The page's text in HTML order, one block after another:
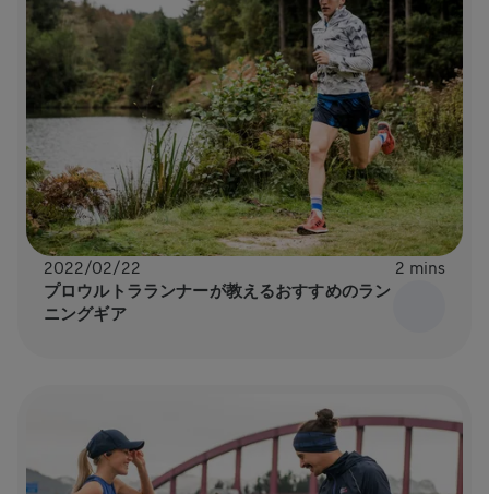
2022/02/22 2 mins
プロウルトラランナーが教えるおすすめのラン
ニングギア